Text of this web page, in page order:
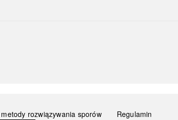
rozwiązywania sporów
Regulamin